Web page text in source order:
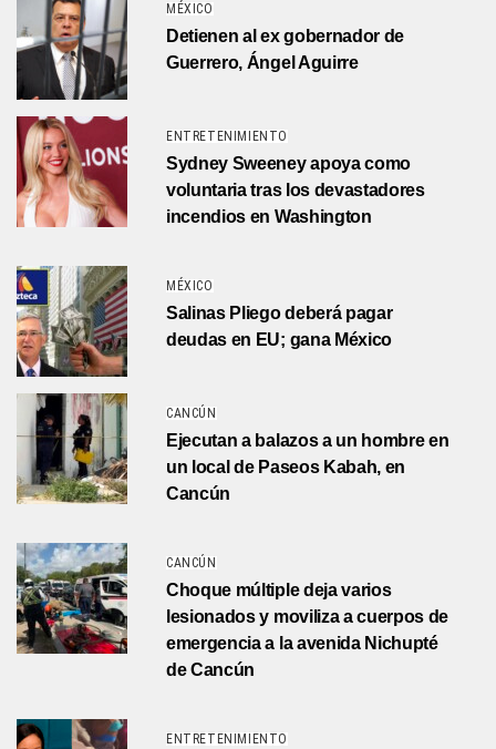
MÉXICO
Detienen al ex gobernador de
Guerrero, Ángel Aguirre
ENTRETENIMIENTO
Sydney Sweeney apoya como
voluntaria tras los devastadores
incendios en Washington
MÉXICO
Salinas Pliego deberá pagar
deudas en EU; gana México
CANCÚN
Ejecutan a balazos a un hombre en
un local de Paseos Kabah, en
Cancún
CANCÚN
Choque múltiple deja varios
lesionados y moviliza a cuerpos de
emergencia a la avenida Nichupté
de Cancún
ENTRETENIMIENTO